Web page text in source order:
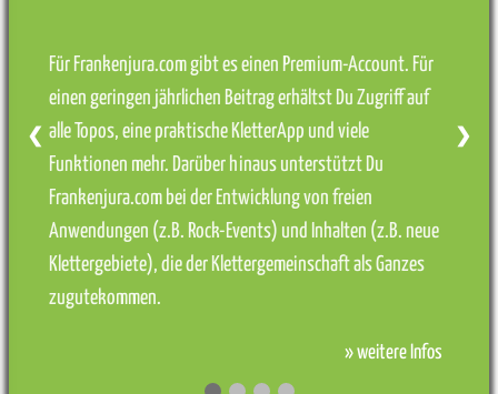
Für Frankenjura.com gibt es einen Premium-Account. Für
einen geringen jährlichen Beitrag erhältst Du Zugriff auf
alle Topos, eine praktische KletterApp und viele
Funktionen mehr. Darüber hinaus unterstützt Du
Frankenjura.com bei der Entwicklung von freien
Anwendungen (z.B. Rock-Events) und Inhalten (z.B. neue
Klettergebiete), die der Klettergemeinschaft als Ganzes
zugutekommen.
» weitere Infos
❮ ❯